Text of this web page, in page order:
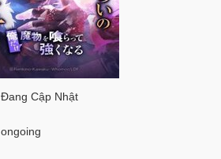
Đang Cập Nhật
ongoing